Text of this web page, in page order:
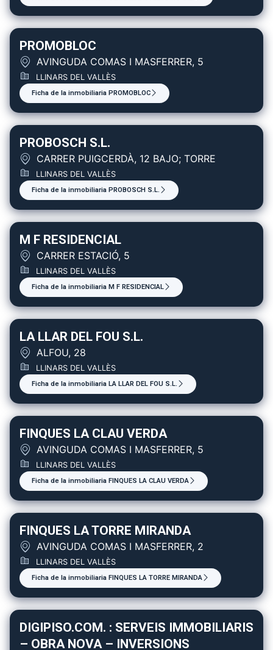
PROMOBLOC
AVINGUDA COMAS I MASFERRER, 5
LLINARS DEL VALLÈS
Ficha de la inmobiliaria PROMOBLOC
PROBOSCH S.L.
CARRER PUIGCERDÀ, 12 BAJO; TORRE
LLINARS DEL VALLÈS
Ficha de la inmobiliaria PROBOSCH S.L.
M F RESIDENCIAL
CARRER ESTACIÓ, 5
LLINARS DEL VALLÈS
Ficha de la inmobiliaria M F RESIDENCIAL
LA LLAR DEL FOU S.L.
ALFOU, 28
LLINARS DEL VALLÈS
Ficha de la inmobiliaria LA LLAR DEL FOU S.L.
FINQUES LA CLAU VERDA
AVINGUDA COMAS I MASFERRER, 5
LLINARS DEL VALLÈS
Ficha de la inmobiliaria FINQUES LA CLAU VERDA
FINQUES LA TORRE MIRANDA
AVINGUDA COMAS I MASFERRER, 2
LLINARS DEL VALLÈS
Ficha de la inmobiliaria FINQUES LA TORRE MIRANDA
DIGIPISO.COM. : SERVEIS IMMOBILIARIS
– OBRA NOVA – INVERSIONS